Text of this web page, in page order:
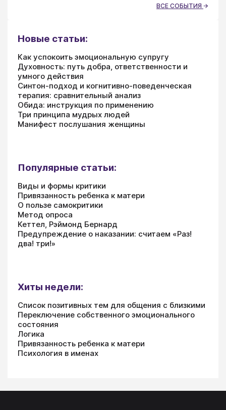
ВСЕ СОБЫТИЯ
Новые статьи:
Как успокоить эмоциональную супругу
Духовность: путь добра, ответственности и
умного действия
Синтон-подход и когнитивно-поведенческая
терапия: сравнительный анализ
Обида: инструкция по применению
Три принципа мудрых людей
Манифест послушания женщины
Популярные статьи:
Виды и формы критики
Привязанность ребенка к матери
О пользе самокритики
Метод опроса
Кеттел, Рэймонд Бернард
Предупреждение о наказании: считаем «Раз!
два! три!»
Хиты недели:
Список позитивных тем для общения с близкими
Переключение собственного эмоционального
состояния
Логика
Привязанность ребенка к матери
Психология в именах